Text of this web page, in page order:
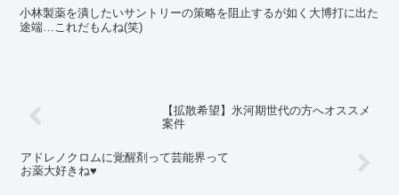
小林製薬を潰したいサントリーの策略を阻止するが如く大博打に出た
途端…これだもんね(笑)
【拡散希望】氷河期世代の方へオススメ
案件
アドレノクロムに覚醒剤って芸能界って
お薬大好きね♥